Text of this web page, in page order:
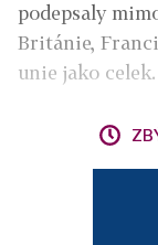
podepsaly
Británie,
unie jako celek.